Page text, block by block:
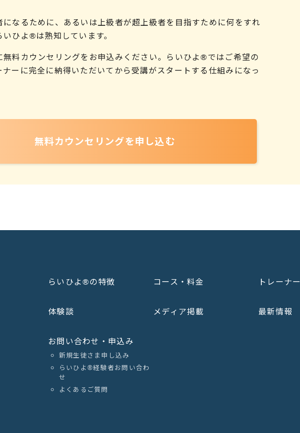
になるために、あるいは上級者が超上級者を目指すために何をすれ
ひよ®は熟知しています。
無料カウンセリングをお申込みください。らいひよ®ではご希望の
ナーに完全に納得いただいてから受講がスタートする仕組みになっ
無料カウンセリングを申し込む
らいひよ®の特徴 コース・料金 トレーナー
体験談 メディア掲載 最新情報
お問い合わせ・申込み
新規生徒さま申し込み
らいひよ®︎経験者お問い合わ
せ
よくあるご質問